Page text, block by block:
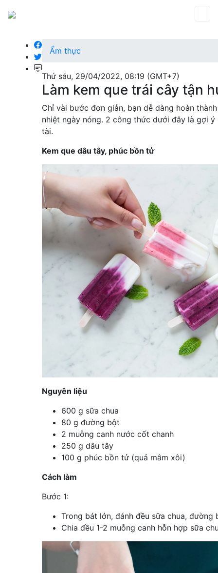
Ẩm thực
Thứ sáu, 29/04/2022, 08:19 (GMT+7)
Làm kem que trái cây tận
Chỉ vài bước đơn giản, bạn dễ dàng hoàn
nhiệt ngày nóng. 2 công thức dưới đây là gợi
tài.
Kem que dâu tây, phúc bồn tử
Nguyên liệu
600 g sữa chua
80 g đường bột
2 muỗng canh nước cốt chanh
250 g dâu tây
100 g phúc bồn tử (quả mâm xôi)
Cách làm
Bước 1:
Trong bát lớn, đánh đều sữa chua,
Chia đều 1-2 muỗng canh hỗn hợp sữa